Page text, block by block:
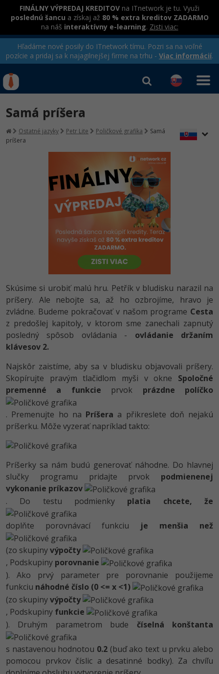
FINÁLNY VÝPREDAJ KREDITOV na ITnetwork je tu. Využi
poslednú šancu a získaj až 80 % extra kreditov ZADARMO
na náš interaktívny e-learning. Zisti viac:
Hľadáme nové posily do ITnetwork tímu. Pozri sa na voľné
pozície a pridaj sa k najagilnejšej firme na trhu - Viac informácií.
Rekvalifikačné kurzy
hradené úradom práce
IT e-learning
Java -80%
C# .NET -80%
Python -80%
-80%
C++ -80%
Swift -80%
Kotlin
Céčko -80%
VB.NET
SQL
Algoritmy
Umelá inteligencia -10%
Viac
Fórum
Kurzy e-commerce
Testovanie softvéru
Marketing -30%
WordPress
SEO -30%
Kurzy dizajnu
HTML/CSS -80%
Photoshop -80%
-80%
Príbehy absolventov
Blog
Médiá
Prihlásiť sa|Registrovať
Samá príšera
Ostatné jazyky Petr Lite Poličkové grafika
Samá
príšera
Skúsime si urobiť malú hru. Petřík v bludisku narazil na
príšery. Ale nebojte sa, až ho ozbrojíme, hravo je
zvládne. Budeme pokračovať v našom programe Cesta
z predošlej kapitoly, v ktorom sme zanechali zapnutý
posledný spôsob ovládania - ovládanie držaním
klávesov 2.
Najskôr zaistíme, aby sa v bludisku objavovali príšery.
Skopírujte pravým tlačidlom myši v okne Spoločné
premenné a funkcie prvok prázdne políčko
. Premenujte ho na Príšera a přikreslete doň nejakú
príšerku. Môže vyzerať napríklad takto:
Príšerky sa nám budú generovať náhodne. Do hlavnej
slučky programu pridajte prvok podmienenej
vykonanie príkazov
. Do testu podmienky platia chcete, že
doplňte porovnávací funkciu je menšia než
(zo skupinyvýpočty
, Podskupiny porovnanie
). Ako prvý parameter pre porovnanie použijeme
funkciu náhodné číslo (0 <= x <1)
(zo skupinyvýpočty
, Podskupiny funkcie
). Druhým parametrom bude číselná konštanta
s nastavenou hodnotou 0.2 (buď ako text u prvku alebo
pomocou prvkov číslic a desatinné bodky). Za chvíľu